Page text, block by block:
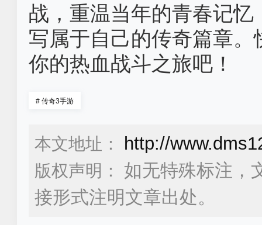
战，重温当年的青春记
写属于自己的传奇篇章
你的热血战斗之旅吧！
# 传奇3手游
本文地址： http://
版权声明：
如无特殊标注，
接形式注明文章出处。